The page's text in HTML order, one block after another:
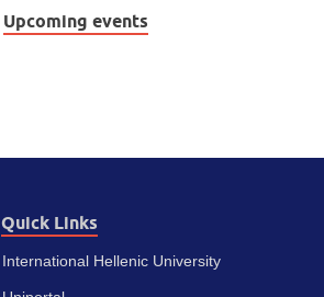
Upcoming events
Quick Links
International Hellenic University